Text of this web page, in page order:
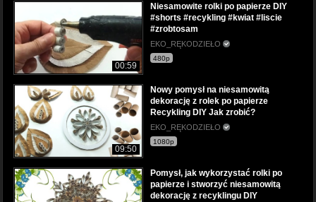
00:59
Niesamowite rolki po papierze DIY
#shorts #recykling #kwiat #liscie
#zrobtosam
EKO_RĘKODZIEŁO
480p
09:50
Nowy pomysł na niesamowitą
dekorację z rolek po papierze
Recykling DIY Jak zrobić?
EKO_RĘKODZIEŁO
1080p
Pomysł, jak wykorzystać rolki po
papierze i stworzyć niesamowitą
dekorację z recyklingu DIY